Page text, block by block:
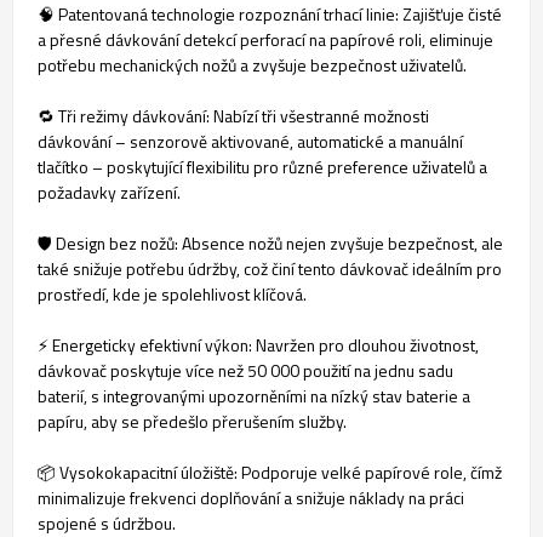
🧠 Patentovaná technologie rozpoznání trhací linie: Zajišťuje čisté
a přesné dávkování detekcí perforací na papírové roli, eliminuje
potřebu mechanických nožů a zvyšuje bezpečnost uživatelů.
🔁 Tři režimy dávkování: Nabízí tři všestranné možnosti
dávkování – senzorově aktivované, automatické a manuální
tlačítko – poskytující flexibilitu pro různé preference uživatelů a
požadavky zařízení.
🛡️ Design bez nožů: Absence nožů nejen zvyšuje bezpečnost, ale
také snižuje potřebu údržby, což činí tento dávkovač ideálním pro
prostředí, kde je spolehlivost klíčová.
⚡ Energeticky efektivní výkon: Navržen pro dlouhou životnost,
dávkovač poskytuje více než 50 000 použití na jednu sadu
baterií, s integrovanými upozorněními na nízký stav baterie a
papíru, aby se předešlo přerušením služby.
📦 Vysokokapacitní úložiště: Podporuje velké papírové role, čímž
minimalizuje frekvenci doplňování a snižuje náklady na práci
spojené s údržbou.